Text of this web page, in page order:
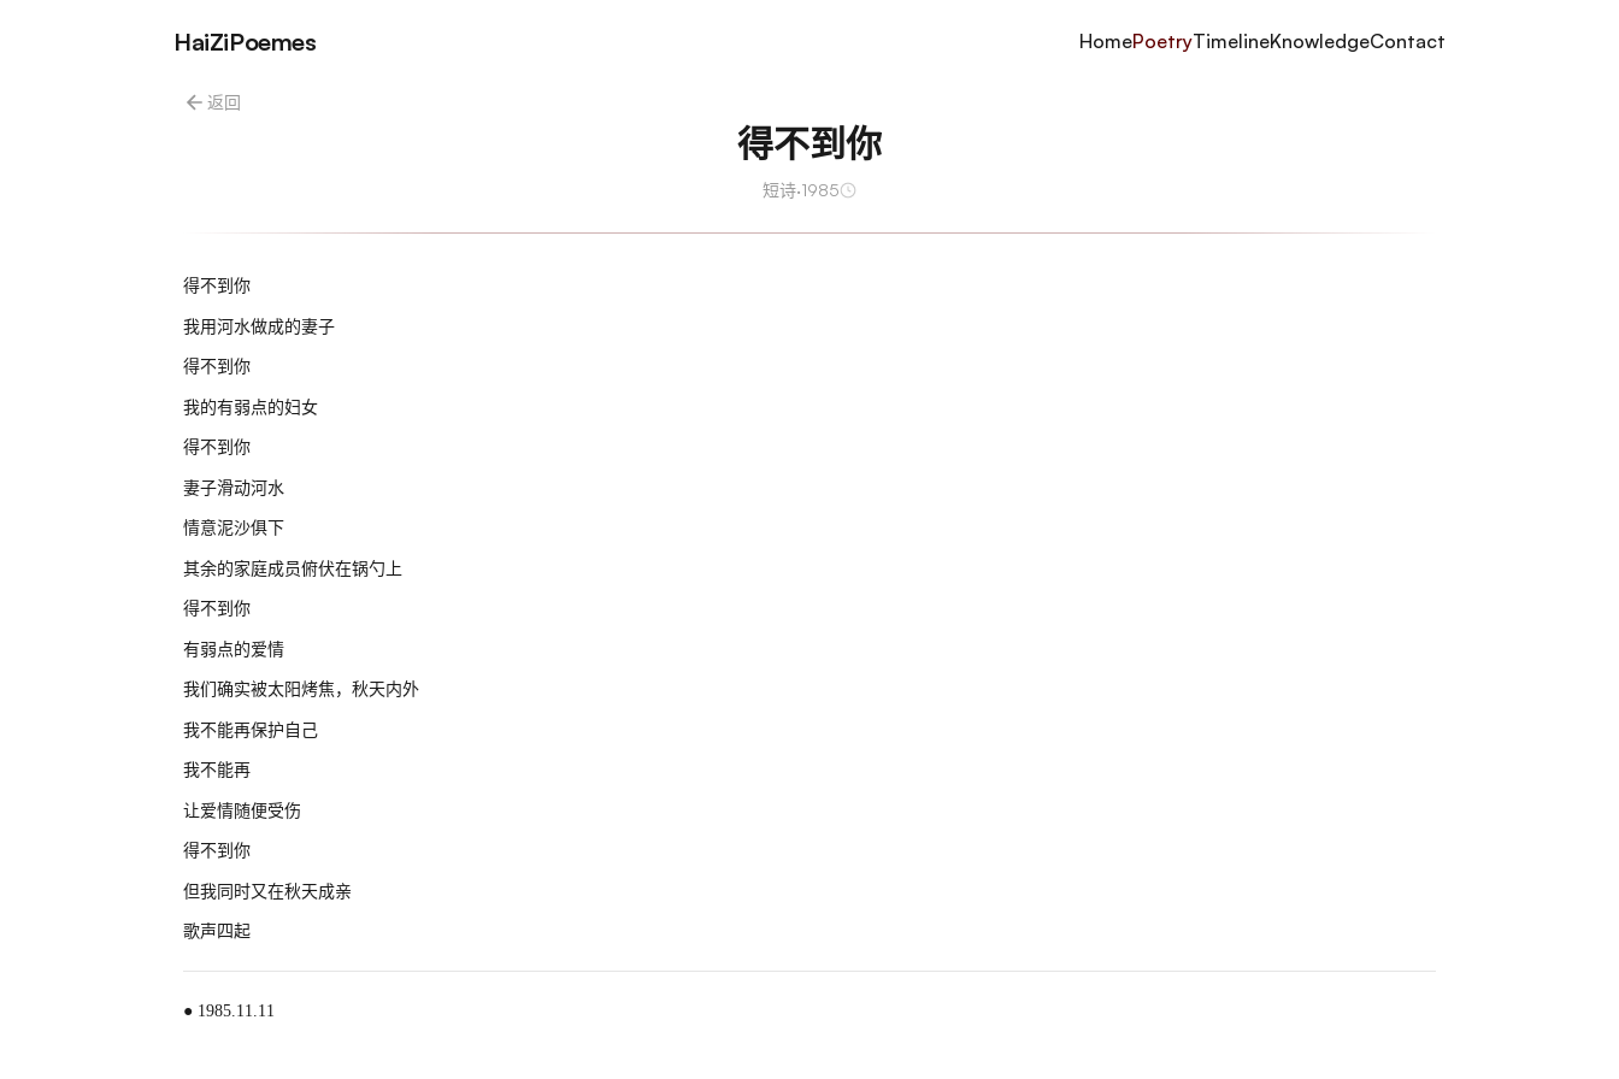
HaiZiPoemes HomePoetryTimelineKnowledgeContact
返回
得不到你
短诗·1985
得不到你
我用河水做成的妻子
得不到你
我的有弱点的妇女
得不到你
妻子滑动河水
情意泥沙俱下
其余的家庭成员俯伏在锅勺上
得不到你
有弱点的爱情
我们确实被太阳烤焦，秋天内外
我不能再保护自己
我不能再
让爱情随便受伤
得不到你
但我同时又在秋天成亲
歌声四起
● 1985.11.11